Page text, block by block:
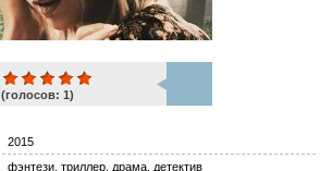
(голосов: 1)
2015
фэнтези, триллер, драма, детектив